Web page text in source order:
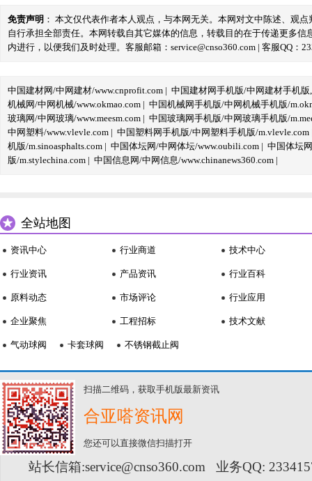
免责声明 ： 本文仅代表作者本人观点，与本网无关。本网对文中陈述、观
自行承担全部责任。本网转载自其它媒体的信息，转载目的在于传递更多
内进行，以便我们及时处理。客服邮箱：service@cnso360.com | 客服QQ：
中国建材网/中网建材/www.cnprofit.com | 中国建材网手机版/中网建材手机版
机械网/中网机械/www.okmao.com | 中国机械网手机版/中网机械手机版/
玻璃网/中网玻璃/www.meesm.com | 中国玻璃网手机版/中网玻璃手机版/
中网塑料/www.vlevle.com | 中国塑料网手机版/中网塑料手机版/m.vlevle.com
机版/m.sinoasphalts.com | 中国体坛网/中网体坛/www.oubili.com | 中国体坛
版/m.stylechina.com | 中国信息网/中网信息/www.chinanews360.com |
全站地图
资讯中心
行业资讯
原料动态
企业聚焦
行业商道
产品资讯
市场评论
工程招标
技术中心
行业百科
行业应用
技术文献
气动球阀 卡套球阀 不锈钢截止阀
扫描二维码，获取手机版最新资讯
合亚嗒资讯网
您还可以直接微信扫描打开
站长信箱:service@cnso360.com 业务QQ: